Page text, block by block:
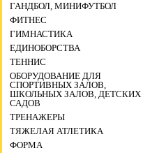
ГАНДБОЛ, МИНИФУТБОЛ
ФИТНЕС
ГИМНАСТИКА
ЕДИНОБОРСТВА
ТЕННИС
ОБОРУДОВАНИЕ ДЛЯ
СПОРТИВНЫХ ЗАЛОВ,
ШКОЛЬНЫХ ЗАЛОВ, ДЕТСКИХ
САДОВ
ТРЕНАЖЕРЫ
ТЯЖЕЛАЯ АТЛЕТИКА
ФОРМА